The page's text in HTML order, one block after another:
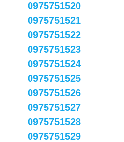
0975751520
0975751521
0975751522
0975751523
0975751524
0975751525
0975751526
0975751527
0975751528
0975751529